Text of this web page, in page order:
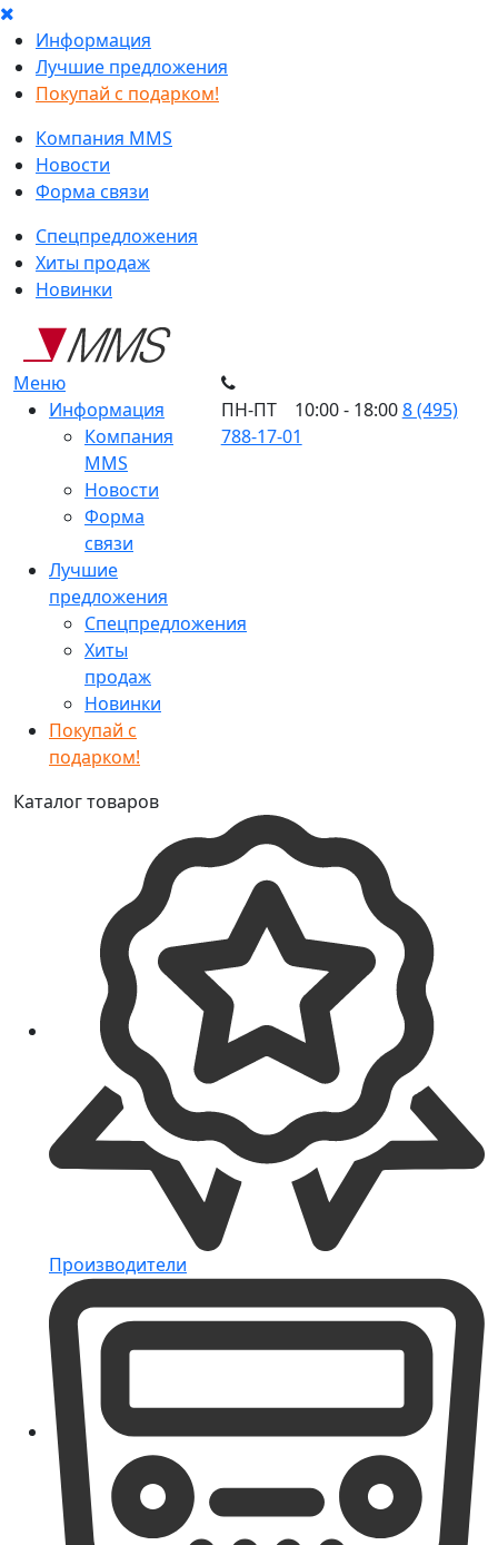
Информация
Лучшие предложения
Покупай с подарком!
Компания MMS
Новости
Форма связи
Спецпредложения
Хиты продаж
Новинки
Меню
Информация
Компания
MMS
Новости
Форма
связи
Лучшие
предложения
Спецпредложения
Хиты
продаж
Новинки
Покупай с
подарком!
ПН-ПТ 10:00 - 18:008 (495)
788-17-01
Каталог товаров
Производители